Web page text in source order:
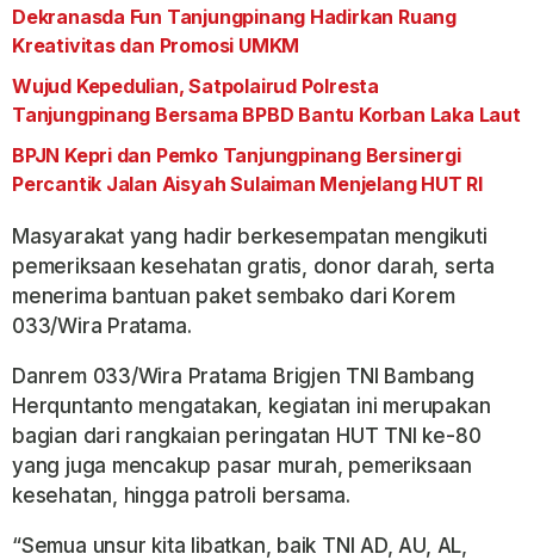
Dekranasda Fun Tanjungpinang Hadirkan Ruang
Kreativitas dan Promosi UMKM
Wujud Kepedulian, Satpolairud Polresta
Tanjungpinang Bersama BPBD Bantu Korban Laka Laut
BPJN Kepri dan Pemko Tanjungpinang Bersinergi
Percantik Jalan Aisyah Sulaiman Menjelang HUT RI
Masyarakat yang hadir berkesempatan mengikuti
pemeriksaan kesehatan gratis, donor darah, serta
menerima bantuan paket sembako dari Korem
033/Wira Pratama.
Danrem 033/Wira Pratama Brigjen TNI Bambang
Herquntanto mengatakan, kegiatan ini merupakan
bagian dari rangkaian peringatan HUT TNI ke-80
yang juga mencakup pasar murah, pemeriksaan
kesehatan, hingga patroli bersama.
“Semua unsur kita libatkan, baik TNI AD, AU, AL,